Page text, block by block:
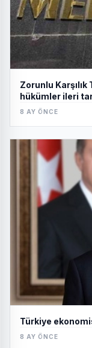
Zorunlu
hükümler ileri
8 AY ÖNCE
Türkiye
8 AY ÖNCE